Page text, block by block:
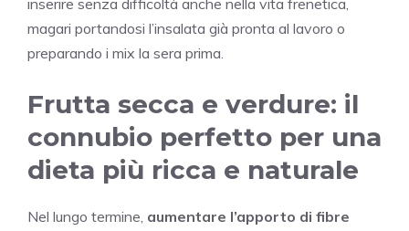
inserire senza difficoltà anche nella vita frenetica,
magari portandosi l’insalata già pronta al lavoro o
preparando i mix la sera prima.
Frutta secca e verdure: il
connubio perfetto per una
dieta più ricca e naturale
Nel lungo termine, aumentare l’apporto di fibre